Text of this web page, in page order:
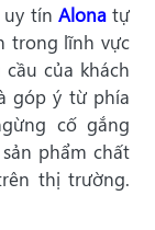
tín Alona tự
trong lĩnh vực
của khách
góp ý từ phía
cố gắng
phẩm chất
thị trường.